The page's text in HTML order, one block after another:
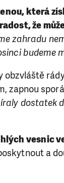
která
že
zahradu
budeme
obzvláště
zapnou
dostatek
vesnic
a
CO